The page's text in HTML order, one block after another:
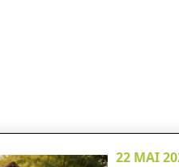
22 MAI